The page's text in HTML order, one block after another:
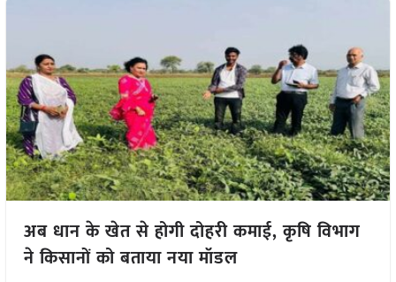
अब धान के खेत से होगी दोहरी कमाई, कृषि विभाग
ने किसानों को बताया नया मॉडल